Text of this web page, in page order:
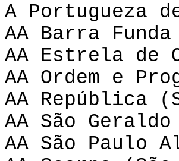
A Portugueza
AA Barra
AA Estrela de
AA Ordem e
AA República
AA São
AA São Paulo